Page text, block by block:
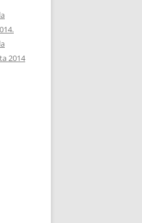
2014